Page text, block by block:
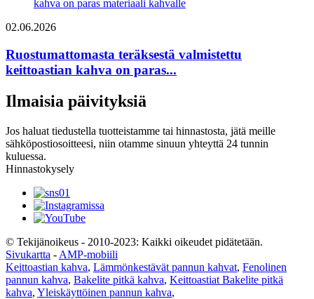
02.06.2026
Ruostumattomasta teräksestä valmistettu
keittoastian kahva on paras...
Ilmaisia ​​päivityksiä
Jos haluat tiedustella tuotteistamme tai hinnastosta, jätä meille
sähköpostiosoitteesi, niin otamme sinuun yhteyttä 24 tunnin
kuluessa.
Hinnastokysely
© Tekijänoikeus - 2010-2023: Kaikki oikeudet pidätetään.
Sivukartta - AMP-mobiili
Keittoastian kahva, Lämmönkestävät pannun kahvat, Fenolinen
pannun kahva, Bakelite pitkä kahva, Keittoastiat Bakelite pitkä
kahva, Yleiskäyttöinen pannun kahva,